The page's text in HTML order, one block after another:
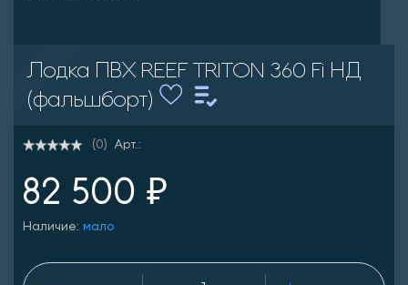
Лодка ПВХ REEF TRITON 360 Fi НД
(фальшборт)
(0) Арт.:
82 500 ₽
Наличие: мало